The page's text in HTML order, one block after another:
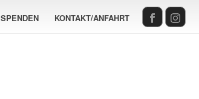
SPENDEN KONTAKT/ANFAHRT